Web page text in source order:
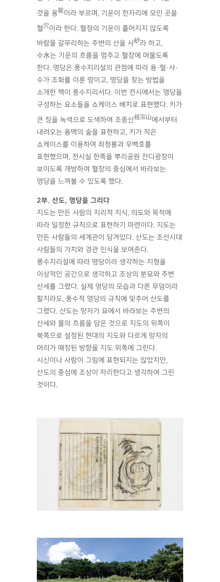
것을 용龍이라 부르며, 기운이 한자리에 모인 곳을
혈 穴이라 한다. 혈장의 기운이 흩어지지 않도록
바람을 갈무리하는 주변의 산을 사砂라 하고,
수水는 기운의 흐름을 멈추고 혈장에 머물도록
한다. 명당은 풍수지리설의 관점에 따라 용·혈·사·
수가 조화를 이룬 땅이고, 명당을 찾는 방법을
소개한 책이 풍수지리서다. 이번 전시에서는 명당을
구성하는 요소들을 쇼케이스 배치로 표현했다. 키가
큰 장을 녹색으로 도색하여 조종산祖宗山에서부터
내려오는 용맥의 숲을 표현하고, 키가 작은
쇼케이스를 이용하여 좌청룡과 우백호를
표현했으며, 전시실 한쪽을 뿌리공원 잔디광장이
보이도록 개방하여 혈장의 중심에서 바라보는
명당을 느껴볼 수 있도록 했다.
2부. 산도, 명당을 그리다
지도는 만든 사람의 지리적 지식, 의도와 목적에
따라 일정한 규칙으로 표현하기 마련이다. 지도는
만든 사람들의 세계관이 담겨있다. 산도는 조선시대
사람들의 가치와 경관 인식을 보여준다.
풍수지리설에 따라 명당이라 생각하는 지형을
이상적인 공간으로 생각하고 조상의 분묘와 주변
산세를 그렸다. 실제 명당의 모습과 다른 무덤이라
할지라도, 풍수적 명당의 규칙에 맞추어 산도를
그렸다. 산도는 망자가 묘에서 바라보는 주변의
산세와 물의 흐름을 담은 것으로 지도의 위쪽이
북쪽으로 설정된 현대의 지도와 다르게 망자의
머리가 매장된 방향을 지도 위쪽에 그린다.
시신이나 사람이 그림에 표현되지는 않았지만,
산도의 중심에 조상이 자리한다고 생각하여 그린
것이다.